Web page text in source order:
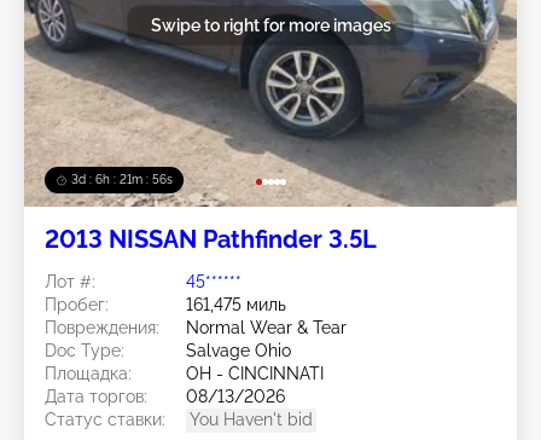
3d : 6h : 21m : 53s
Swipe to right for more images
2013 NISSAN Pathfinder 3.5L
Лот #:
45******
Пробег:
161,475 миль
Повреждения:
Normal Wear & Tear
Doc Type:
Salvage Ohio
Площадка:
OH - CINCINNATI
Дата торгов:
08/13/2026
Статус ставки:
You Haven't bid